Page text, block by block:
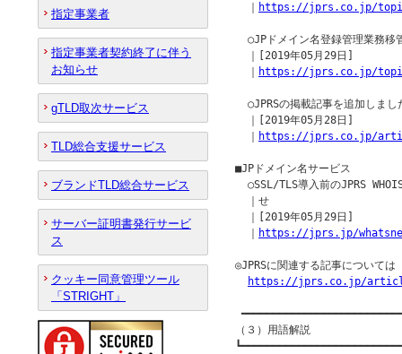
https://jprs.co.jp/
○JPドメイン名登録管理業務移
  ｜[2019年05月29日]
https://jprs.co.jp/
○JPRSの掲載記事を追加しまし
  ｜[2019年05月28日]
https://jprs.co.jp/
■JPドメイン名サービス
○SSL/TLS導入前のJPRS WHOIS
  ｜せ
  ｜[2019年05月29日]
https://jprs.jp/
◎JPRSに関連する記事について
https://jprs.co.jp/
（３）用語解説
指定事業者
指定事業者契約終了に伴う
お知らせ
gTLD取次サービス
TLD総合支援サービス
ブランドTLD総合サービス
サーバー証明書発行サービ
ス
クッキー同意管理ツール
「STRIGHT」